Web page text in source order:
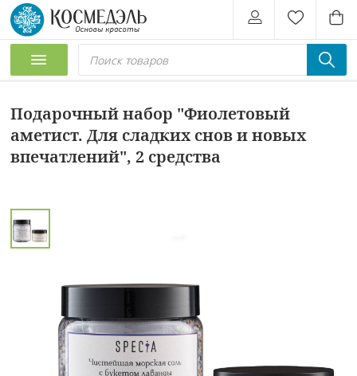
Подарочный набор "Фиолетовый
аметист. Для сладких снов и новых
впечатлений", 2 средства